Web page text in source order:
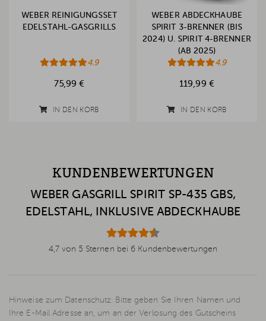
WEBER REINIGUNGSSET
EDELSTAHL-GASGRILLS
4.9
75,99 €
IN DEN KORB
WEBER ABDECKHAUBE
SPIRIT 3-BRENNER (BIS
2024) U. SPIRIT 4-BRENNER
(AB 2025)
4.9
119,99 €
IN DEN KORB
KUNDENBEWERTUNGEN
WEBER GASGRILL SPIRIT SP-435 GBS,
EDELSTAHL, INKLUSIVE ABDECKHAUBE
4,7 von 5 Sternen bei 6 Kundenbewertungen
Hinweise zum Datenschutz: Bitte geben Sie Ihren Namen und
Ihre E-Mail Adresse an, um an der Verlosung des Gutscheins